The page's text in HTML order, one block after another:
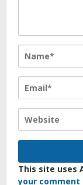
This site uses
your comment